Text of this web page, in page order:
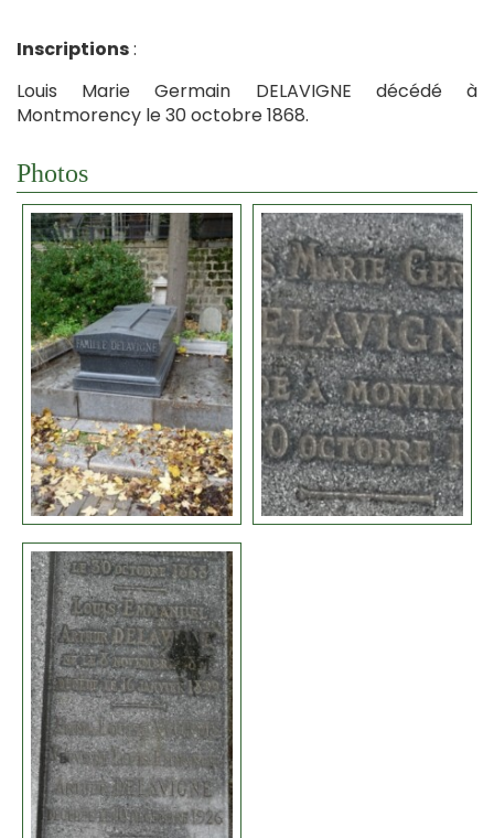
Inscriptions:
Louis Marie Germain DELAVIGNE décédé à
Montmorency le 30 octobre 1868.
Photos